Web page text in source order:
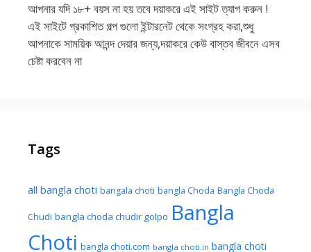
আপনার যদি ১৮+ বয়স না হয় তবে দয়াকরে এই সাইট ত্যাগ করুন !
এই সাইটে প্রকাশিত গল্প গুলো ইন্টারনেট থেকে সংগ্রহ করা,শুধু
আপনাকে সাময়িক আনন্দ দেয়ার জন্য,দয়াকরে কেউ বাস্তব জীবনে এসব
চেষ্টা করবেন না
Tags
all bangla choti bangala choti bangla Choda Bangla Choda
Chudi bangla choda chudir golpo Bangla
Choti bangla choti.com bangla choti.in bangla choti